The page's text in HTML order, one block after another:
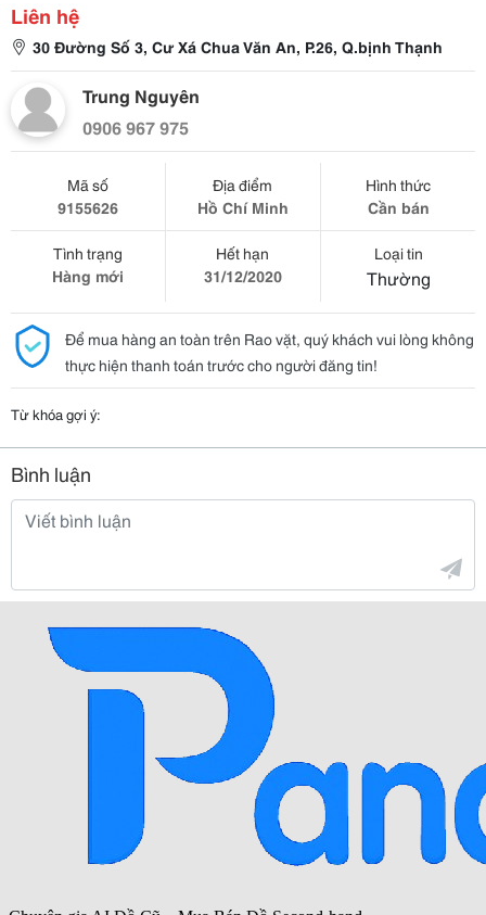
Liên hệ
30 Đường Số 3, Cư Xá Chua Văn An, P.26, Q.bịnh Thạnh
Trung Nguyên
0906 967 975
Mã số
9155626
Địa điểm
Hồ Chí Minh
Hình thức
Cần bán
Tình trạng
Hàng mới
Hết hạn
31/12/2020
Loại tin
Thường
Để mua hàng an toàn trên Rao vặt, quý khách vui lòng không
thực hiện thanh toán trước cho người đăng tin!
Từ khóa gợi ý:
Bình luận